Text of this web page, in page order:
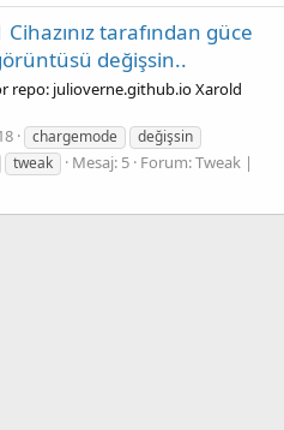
tarafından güce
değişsin..
repo: julioverne.github.io Xarold
chargemode
değişsin
tweak Mesaj: 5 Forum:Tweak |